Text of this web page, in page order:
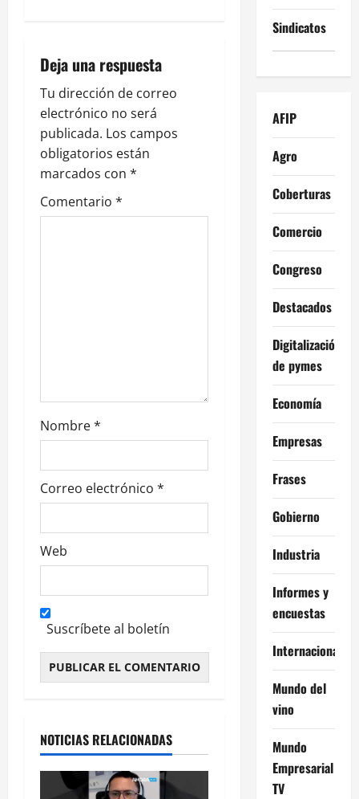
ó
n
d
e
e
a
s
Deja una respuesta
Tu dirección de correo
electrónico no será
publicada. Los campos
obligatorios están
marcados con *
Comentario *
Nombre*
Correo electrónico *
Web
Suscríbete al boletín
NOTICIAS RELACIONADAS
Sindicatos
AFIP
Agro
Coberturas
Comercio
Congreso
Destacados
Digitalización
de pymes
Economía
Empresas
Frases
Gobierno
Industria
Informes y
encuestas
Internacional
Mundo del
vino
Mundo
Empresarial
TV